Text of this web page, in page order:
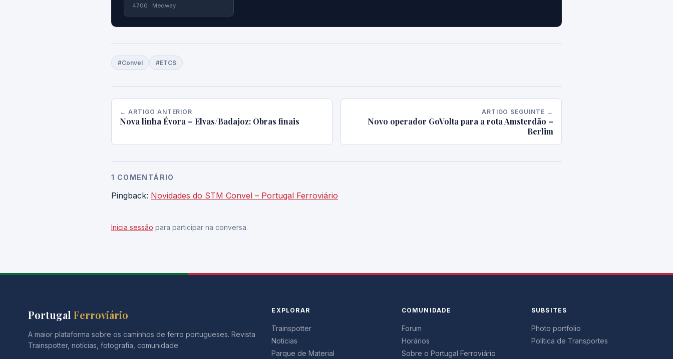
4700 · Medway
#Convel #ETCS
← ARTIGO ANTERIOR
Nova linha Évora – Elvas/Badajoz: Obras finais
ARTIGO SEGUINTE →
Novo operador GoVolta para a rota Amsterdão –
Berlim
1 COMENTÁRIO
Pingback: Novidades do STM Convel – Portugal Ferroviário
Inicia sessão para participar na conversa.
Portugal Ferroviário
A maior plataforma sobre os caminhos de ferro portugueses. Revista
Trainspotter, notícias, fotografia, comunidade.
EXPLORAR
Trainspotter
Noticias
Parque de Material
COMUNIDADE
Forum
Horários
Sobre o Portugal Ferroviário
SUBSITES
Photo portfolio
Política de Transportes